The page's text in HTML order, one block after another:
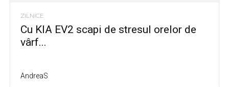
ZILNICE
Cu KIA EV2 scapi de stresul orelor de
vârf...
AndreaS